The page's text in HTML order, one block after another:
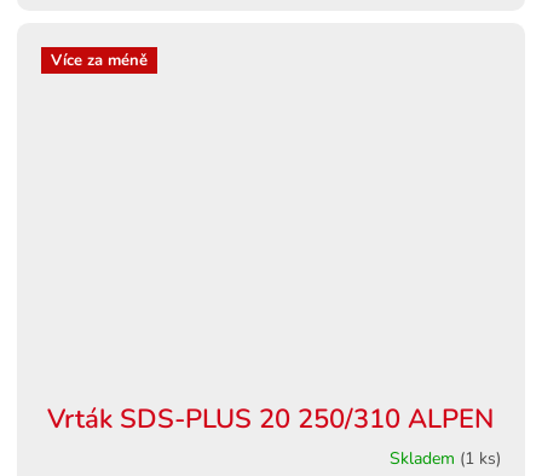
Více za méně
Vrták SDS-PLUS 20 250/310 ALPEN
Skladem (1 ks)